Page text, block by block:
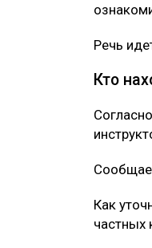
Речь
Кто
Как
частных